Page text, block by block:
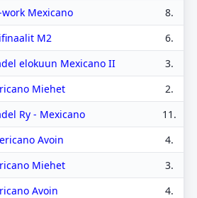
work Mexicano
8.
M2
6.
elokuun Mexicano II
3.
Miehet
2.
Ry - Mexicano
11.
Avoin
4.
Miehet
3.
Avoin
4.